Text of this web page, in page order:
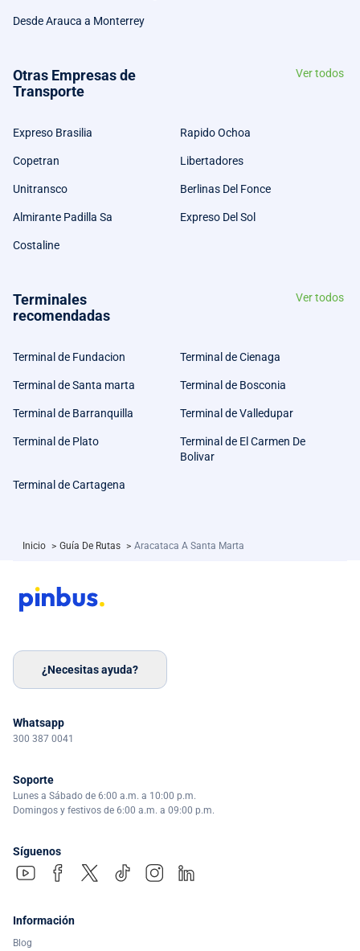
Desde Arauca a Monterrey
Otras Empresas de
Transporte
Ver todos
Expreso Brasilia Rapido Ochoa
Copetran Libertadores
Unitransco Berlinas Del Fonce
Almirante Padilla Sa Expreso Del Sol
Costaline
Terminales
recomendadas
Ver todos
Terminal de Fundacion Terminal de Cienaga
Terminal de Santa marta Terminal de Bosconia
Terminal de Barranquilla Terminal de Valledupar
Terminal de Plato
Terminal de El Carmen De
Bolivar
Terminal de Cartagena
Inicio > Guía De Rutas > Aracataca A Santa Marta
¿Necesitas ayuda?
Whatsapp
300 387 0041
Soporte
Lunes a Sábado de 6:00 a.m. a 10:00 p.m.
Domingos y festivos de 6:00 a.m. a 09:00 p.m.
Síguenos
Información
Blog